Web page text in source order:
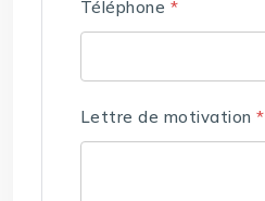
Téléphone *
Lettre de motivation*